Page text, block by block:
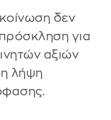
δεν
για
αξιών
λήψη